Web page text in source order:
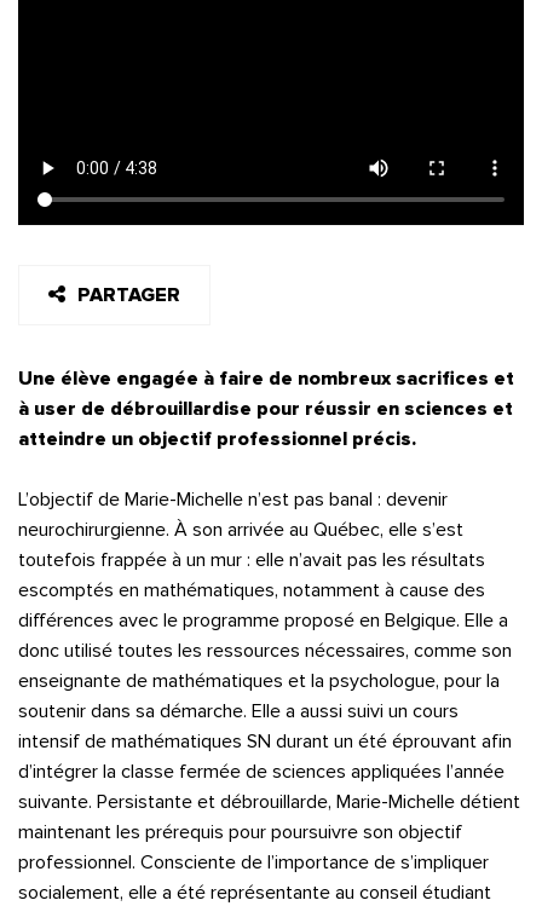
PARTAGER
Une élève engagée à faire de nombreux sacrifices et
à user de débrouillardise pour réussir en sciences et
atteindre un objectif professionnel précis.
L’objectif de Marie-Michelle n’est pas banal : devenir
neurochirurgienne. À son arrivée au Québec, elle s’est
toutefois frappée à un mur : elle n’avait pas les résultats
escomptés en mathématiques, notamment à cause des
différences avec le programme proposé en Belgique. Elle a
donc utilisé toutes les ressources nécessaires, comme son
enseignante de mathématiques et la psychologue, pour la
soutenir dans sa démarche. Elle a aussi suivi un cours
intensif de mathématiques SN durant un été éprouvant afin
d’intégrer la classe fermée de sciences appliquées l’année
suivante. Persistante et débrouillarde, Marie-Michelle détient
maintenant les prérequis pour poursuivre son objectif
professionnel. Consciente de l’importance de s’impliquer
socialement, elle a été représentante au conseil étudiant